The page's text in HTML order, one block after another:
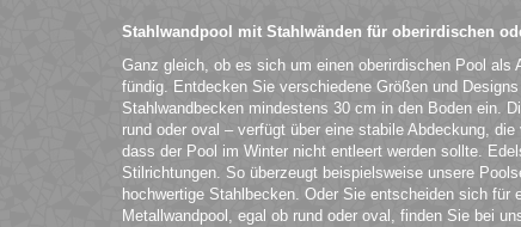
Stahlwandpool mit Stahlwänden für oberirdischen
Ganz gleich, ob es sich um einen oberirdischen Pool als
fündig. Entdecken Sie verschiedene Größen und
Stahlwandbecken mindestens 30 cm in den Boden ein.
rund oder oval – verfügt über eine stabile Abdeckung,
dass der Pool im Winter nicht entleert werden sollte.
Stilrichtungen. So überzeugt beispielsweise unsere
hochwertige Stahlbecken. Oder Sie entscheiden sich
Metallwandpool, egal ob rund oder oval, finden Sie bei